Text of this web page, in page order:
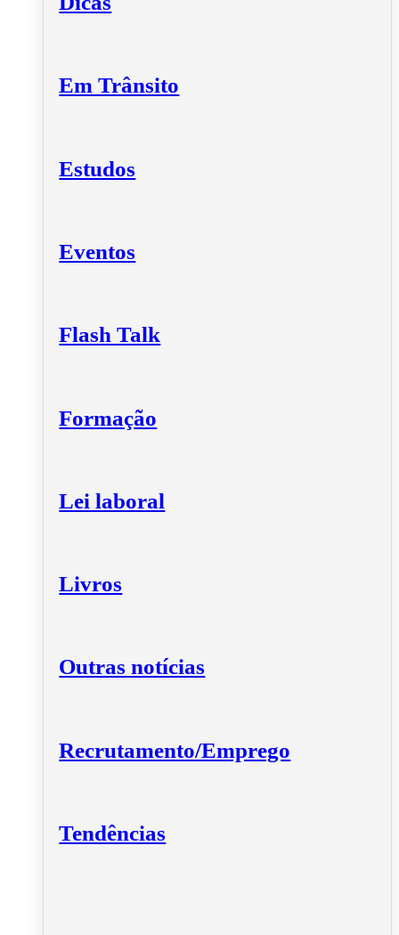
Em Trânsito
Estudos
Eventos
Flash Talk
Formação
Lei laboral
Livros
Outras notícias
Recrutamento/Emprego
Tendências